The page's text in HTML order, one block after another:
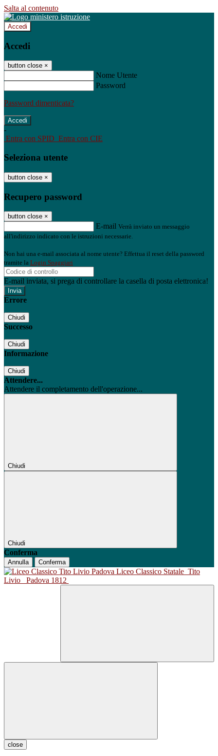
Salta al contenuto
Accedi
Accedi
button close ×
Nome Utente
Password
Password dimenticata?
-
Entra con SPID Entra con CIE
Seleziona utente
button close ×
Recupero password
button close ×
E-mail Verrà inviato un messaggio
all'indirizzo indicato con le istruzioni necessarie.
Non hai una e-mail associata al nome utente? Effettua il reset della password
tramite la Login Spaggiari
E-mail inviata, si prega di controllare la casella di posta elettronica!
Errore
Chiudi
Successo
Chiudi
Informazione
Chiudi
Attendere...
Attendere il completamento dell'operazione...
Chiudi
Chiudi
Conferma
Annulla Conferma
Liceo Classico Statale Tito
Livio
Padova 1812
close